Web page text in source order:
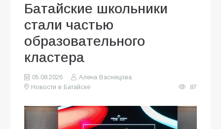
Батайские школьники
стали частью
образовательного
кластера
05.08.2026
Алена Васнецова
Новости в Батайске
87